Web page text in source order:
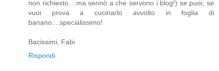
non richiesto....ma sennò a che servono i blog!) se puoi, se
vuoi prova a cucinarlo avvolto in foglia di
banano....specialissimo!
Bacissimi, Fabi
Rispondi